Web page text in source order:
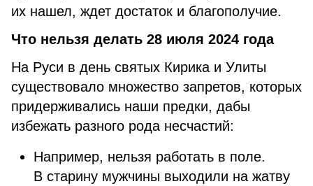
их нашел, ждет достаток и благополучие.
Что нельзя делать 28 июля 2024 года
На Руси в день святых Кирика и Улиты
существовало множество запретов, которых
придерживались наши предки, дабы
избежать разного рода несчастий:
Например, нельзя работать в поле.
В старину мужчины выходили на жатву